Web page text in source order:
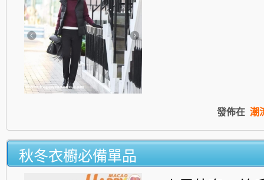
發佈在 潮
秋冬衣櫥必備單品